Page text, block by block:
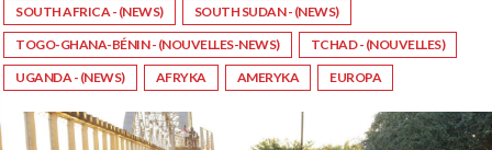
SOUTH AFRICA - (NEWS)
SOUTH SUDAN - (NEWS)
TOGO-GHANA-BÉNIN - (NOUVELLES-NEWS)
TCHAD - (NOUVELLES)
UGANDA - (NEWS)
AFRYKA AMERYKA EUROPA